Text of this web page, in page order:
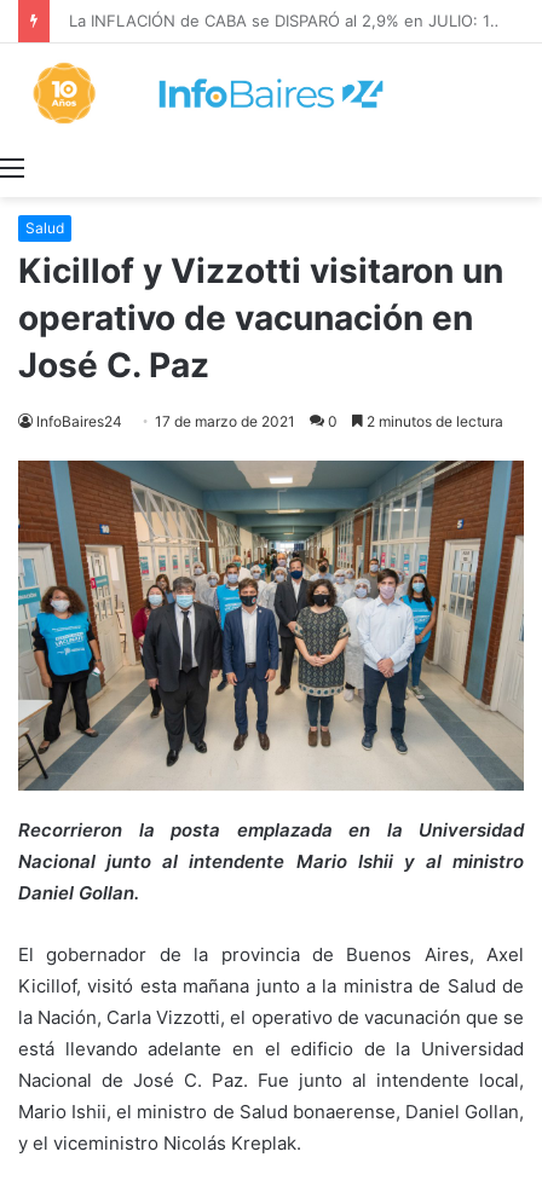
La INFLACIÓN de CABA se DISPARÓ al 2,9% en JULIO: 19,4% en 2026
Salud
Kicillof y Vizzotti visitaron un
operativo de vacunación en
José C. Paz
InfoBaires24 17 de marzo de 2021 0 2 minutos de lectura
Recorrieron la posta emplazada en la Universidad
Nacional junto al intendente Mario Ishii y al ministro
Daniel Gollan.
El gobernador de la provincia de Buenos Aires, Axel
Kicillof, visitó esta mañana junto a la ministra de Salud de
la Nación, Carla Vizzotti, el operativo de vacunación que se
está llevando adelante en el edificio de la Universidad
Nacional de José C. Paz. Fue junto al intendente local,
Mario Ishii, el ministro de Salud bonaerense, Daniel Gollan,
y el viceministro Nicolás Kreplak.